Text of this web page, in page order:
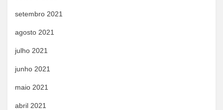
setembro 2021
agosto 2021
julho 2021
junho 2021
maio 2021
abril 2021